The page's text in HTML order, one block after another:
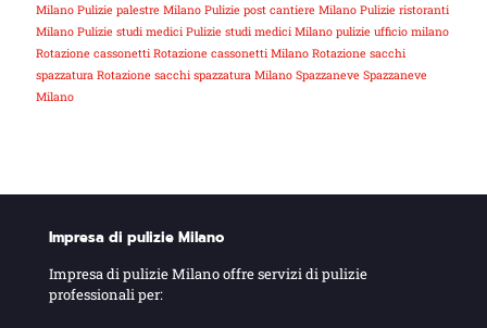
Milano Pulizie palestre Milano Pulizie post cantiere Milano Pulizie ristoranti
Milano Pulizie studi medici Pulizie studi medici Milano pulizie ufficio milano
Rotazione cassonetti Rotazione cassonetti Milano Rotazione sacchi
spazzatura Rotazione sacchi spazzatura Milano Spazzaneve Spazzaneve
Milano
Impresa di pulizie Milano
Impresa di pulizie Milano offre servizi di pulizie
professionali per: